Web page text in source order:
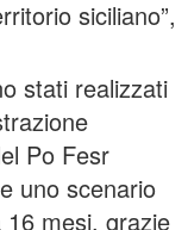
siciliano”,
stati realizzati
Po Fesr
uno scenario
mesi, grazie